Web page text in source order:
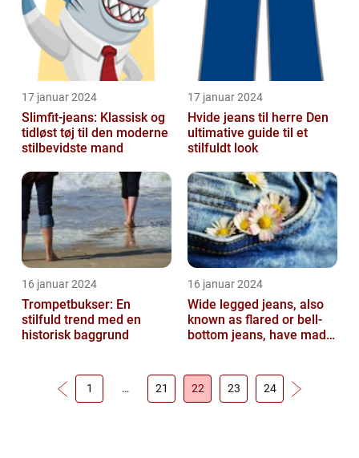
17 januar 2024
Slimfit-jeans: Klassisk og
tidløst tøj til den moderne
stilbevidste mand
17 januar 2024
Hvide jeans til herre Den
ultimative guide til et
stilfuldt look
16 januar 2024
Trompetbukser: En
stilfuld trend med en
historisk baggrund
16 januar 2024
Wide legged jeans, also
known as flared or bell-
bottom jeans, have made
1 … 21 22 23 24